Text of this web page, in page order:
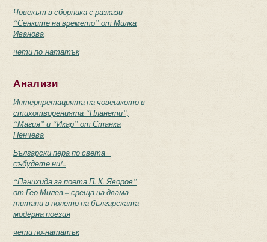
Човекът в сборника с разкази
“Сенките на времето” от Милка
Иванова
чети по-нататък
Анализи
Интерпретацията на човешкото в
стихотворенията “Планети”,
“Магия” и “Икар” от Станка
Пенчева
Български пера по света –
събудете ни!..
“Панихида за поета П. К. Яворов”
от Гео Милев – среща на двама
титани в полето на българската
модерна поезия
чети по-нататък